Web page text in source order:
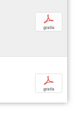
p
gratis
p
gratis